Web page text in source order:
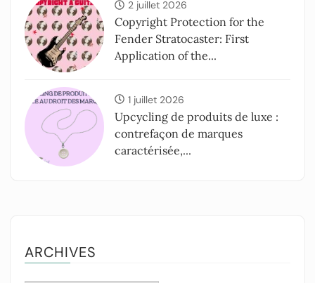
2 juillet 2026
Copyright Protection for the
Fender Stratocaster: First
Application of the...
1 juillet 2026
Upcycling de produits de luxe :
contrefaçon de marques
caractérisée,...
ARCHIVES